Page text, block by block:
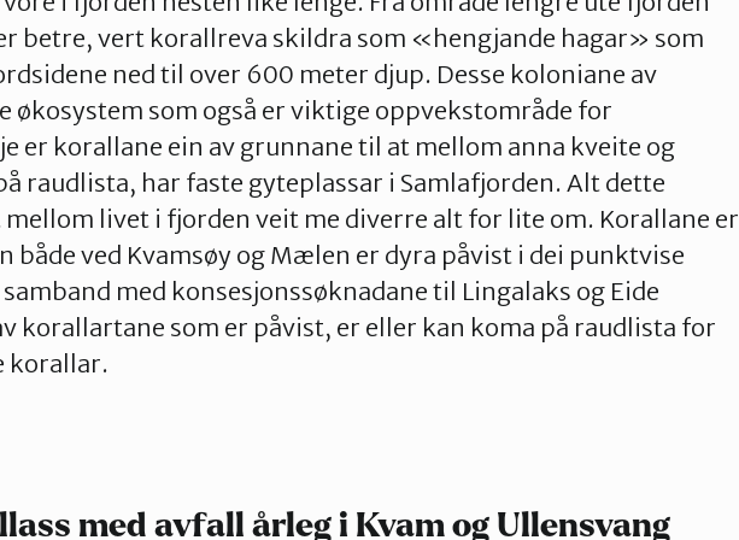
betre, vert korallreva skildra som «hengjande hagar» som
ned til over 600 meter djup. Desse koloniane av
økosystem som også er viktige oppvekstområde for
er korallane ein av grunnane til at mellom anna kveite og
raudlista, har faste gyteplassar i Samlafjorden. Alt dette
livet i fjorden veit me diverre alt for lite om. Korallane er
både ved Kvamsøy og Mælen er dyra påvist i dei punktvise
med konsesjonssøknadane til Lingalaks og Eide
korallartane som er påvist, er eller kan koma på raudlista for
korallar.
med avfall årleg i Kvam og Ullensvang